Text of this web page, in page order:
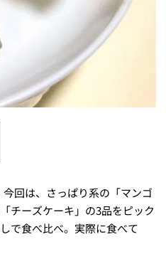
回は、さっぱり系の「マンゴ
チーズケーキ」の3品をピック
で食べ比べ。実際に食べて